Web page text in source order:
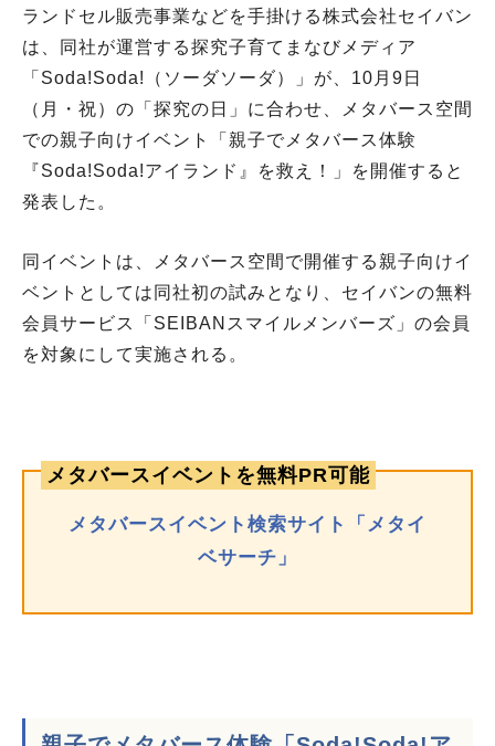
ランドセル販売事業などを手掛ける株式会社セイバン
は、同社が運営する探究子育てまなびメディア
「Soda!Soda!（ソーダソーダ）」が、10月9日
（月・祝）の「探究の日」に合わせ、メタバース空間
での親子向けイベント「親子でメタバース体験
『Soda!Soda!アイランド』を救え！」を開催すると
発表した。
同イベントは、メタバース空間で開催する親子向けイ
ベントとしては同社初の試みとなり、セイバンの無料
会員サービス「SEIBANスマイルメンバーズ」の会員
を対象にして実施される。
メタバースイベントを無料PR可能
メタバースイベント検索サイト「メタイ
ベサーチ」